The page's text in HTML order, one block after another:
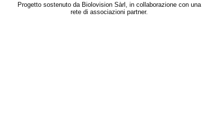
Progetto sostenuto da Biolovision Sàrl, in collaborazione con una
rete di associazioni partner.